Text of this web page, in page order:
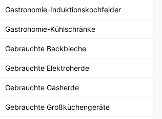
Gastronomie-Induktionskochfelder
Gastronomie-Kühlschränke
Gebrauchte Backbleche
Gebrauchte Elektroherde
Gebrauchte Gasherde
Gebrauchte Großküchengeräte